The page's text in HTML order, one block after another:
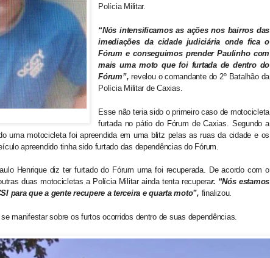
Polícia Militar.
“Nós intensificamos as ações nos bairros das
imediações da cidade judiciária onde fica o
Fórum e conseguimos prender Paulinho com
mais uma moto que foi furtada de dentro do
Fórum”, revelou o comandante do 2º Batalhão da
Polícia Militar de Caxias.
Esse não teria sido o primeiro caso de motocicleta
furtada no pátio do Fórum de Caxias. Segundo a
uma motocicleta foi apreendida em uma blitz pelas as ruas da cidade e os
apreendido tinha sido furtado das dependências do Fórum.
Henrique diz ter furtado do Fórum uma foi recuperada. De acordo com o
duas motocicletas a Polícia Militar ainda tenta recuperar. “Nós estamos
para que a gente recupere a terceira e quarta moto”, finalizou.
manifestar sobre os furtos ocorridos dentro de suas dependências.